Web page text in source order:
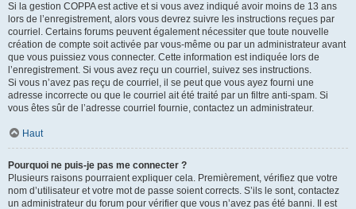
Si la gestion COPPA est active et si vous avez indiqué avoir moins de 13 ans
lors de l’enregistrement, alors vous devrez suivre les instructions reçues par
courriel. Certains forums peuvent également nécessiter que toute nouvelle
création de compte soit activée par vous-même ou par un administrateur avant
que vous puissiez vous connecter. Cette information est indiquée lors de
l’enregistrement. Si vous avez reçu un courriel, suivez ses instructions.
Si vous n’avez pas reçu de courriel, il se peut que vous ayez fourni une
adresse incorrecte ou que le courriel ait été traité par un filtre anti-spam. Si
vous êtes sûr de l’adresse courriel fournie, contactez un administrateur.
Haut
Pourquoi ne puis-je pas me connecter ?
Plusieurs raisons pourraient expliquer cela. Premièrement, vérifiez que votre
nom d’utilisateur et votre mot de passe soient corrects. S’ils le sont, contactez
un administrateur du forum pour vérifier que vous n’avez pas été banni. Il est